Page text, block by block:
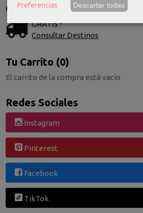
Costes de Envío
GRATIS *
Consultar Destinos
Tu Carrito (0)
El carrito de la compra está vacío
Redes Sociales
Instagram
Pinterest
Facebook
TikTok
Preferencias Descartar todas